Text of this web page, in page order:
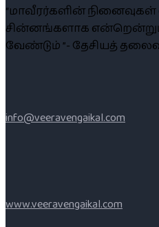
“மாவீரர்களின் நினைவுகள்
சின்னங்களாக என்றென்றும்
வேண்டும் ”- தேசியத்
info@veeravengaikal.com
www.veeravengaikal.com